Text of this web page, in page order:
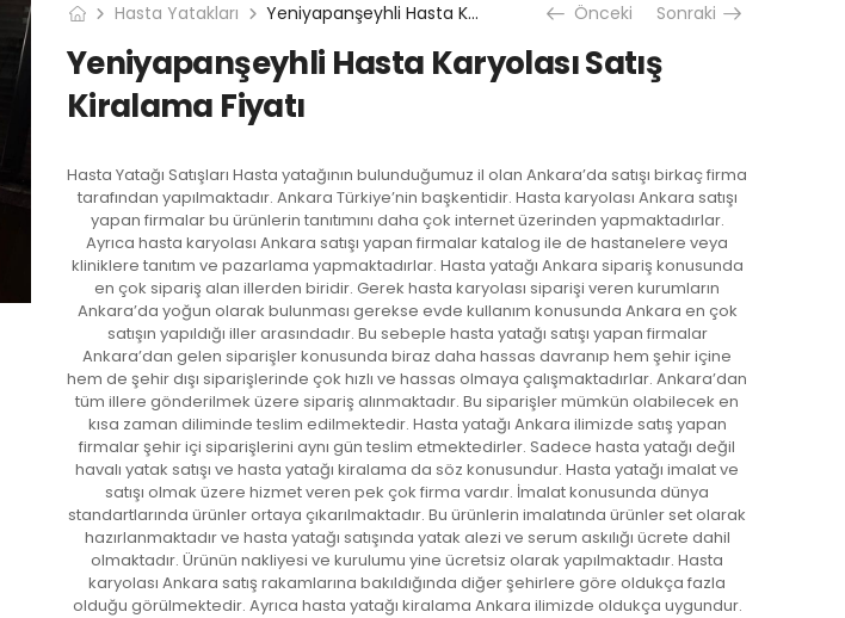
Hasta Yatakları Yeniyapanşeyhli Hasta Karyolası Satış Kiralama Fiyatı Önceki Sonraki
Yeniyapanşeyhli Hasta Karyolası Satış
Kiralama Fiyatı
Hasta Yatağı Satışları Hasta yatağının bulunduğumuz il olan Ankara’da satışı birkaç firma
tarafından yapılmaktadır. Ankara Türkiye’nin başkentidir. Hasta karyolası Ankara satışı
yapan firmalar bu ürünlerin tanıtımını daha çok internet üzerinden yapmaktadırlar.
Ayrıca hasta karyolası Ankara satışı yapan firmalar katalog ile de hastanelere veya
kliniklere tanıtım ve pazarlama yapmaktadırlar. Hasta yatağı Ankara sipariş konusunda
en çok sipariş alan illerden biridir. Gerek hasta karyolası siparişi veren kurumların
Ankara’da yoğun olarak bulunması gerekse evde kullanım konusunda Ankara en çok
satışın yapıldığı iller arasındadır. Bu sebeple hasta yatağı satışı yapan firmalar
Ankara’dan gelen siparişler konusunda biraz daha hassas davranıp hem şehir içine
hem de şehir dışı siparişlerinde çok hızlı ve hassas olmaya çalışmaktadırlar. Ankara’dan
tüm illere gönderilmek üzere sipariş alınmaktadır. Bu siparişler mümkün olabilecek en
kısa zaman diliminde teslim edilmektedir. Hasta yatağı Ankara ilimizde satış yapan
firmalar şehir içi siparişlerini aynı gün teslim etmektedirler. Sadece hasta yatağı değil
havalı yatak satışı ve hasta yatağı kiralama da söz konusundur. Hasta yatağı imalat ve
satışı olmak üzere hizmet veren pek çok firma vardır. İmalat konusunda dünya
standartlarında ürünler ortaya çıkarılmaktadır. Bu ürünlerin imalatında ürünler set olarak
hazırlanmaktadır ve hasta yatağı satışında yatak alezi ve serum askılığı ücrete dahil
olmaktadır. Ürünün nakliyesi ve kurulumu yine ücretsiz olarak yapılmaktadır. Hasta
karyolası Ankara satış rakamlarına bakıldığında diğer şehirlere göre oldukça fazla
olduğu görülmektedir. Ayrıca hasta yatağı kiralama Ankara ilimizde oldukça uygundur.